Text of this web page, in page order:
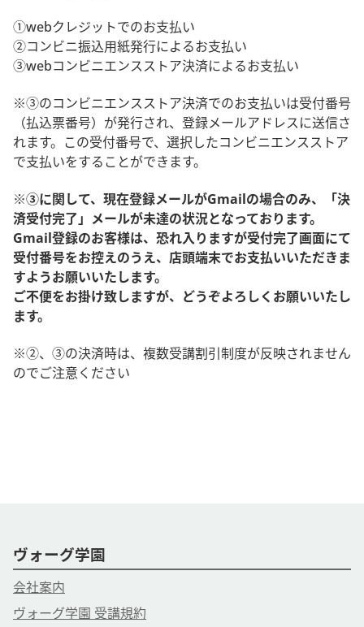
①webクレジットでのお支払い
②コンビニ振込用紙発行によるお支払い
③webコンビニエンスストア決済によるお支払い
※③のコンビニエンスストア決済でのお支払いは受付番号
（払込票番号）が発行され、登録メールアドレスに送信さ
れます。この受付番号で、選択したコンビニエンスストア
で支払いをすることができます。
※③に関して、現在登録メールがGmailの場合のみ、「決
済受付完了」メールが未達の状況となっております。
Gmail登録のお客様は、恐れ入りますが受付完了画面にて
受付番号をお控えのうえ、店頭端末でお支払いいただきま
すようお願いいたします。
ご不便をお掛け致しますが、どうぞよろしくお願いいたし
ます。
※②、③の決済時は、複数受講割引制度が反映されません
のでご注意ください
ヴォーグ学園
会社案内
ヴォーグ学園 受講規約